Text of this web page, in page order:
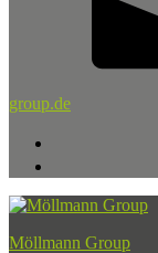
group.de
Möllmann Group